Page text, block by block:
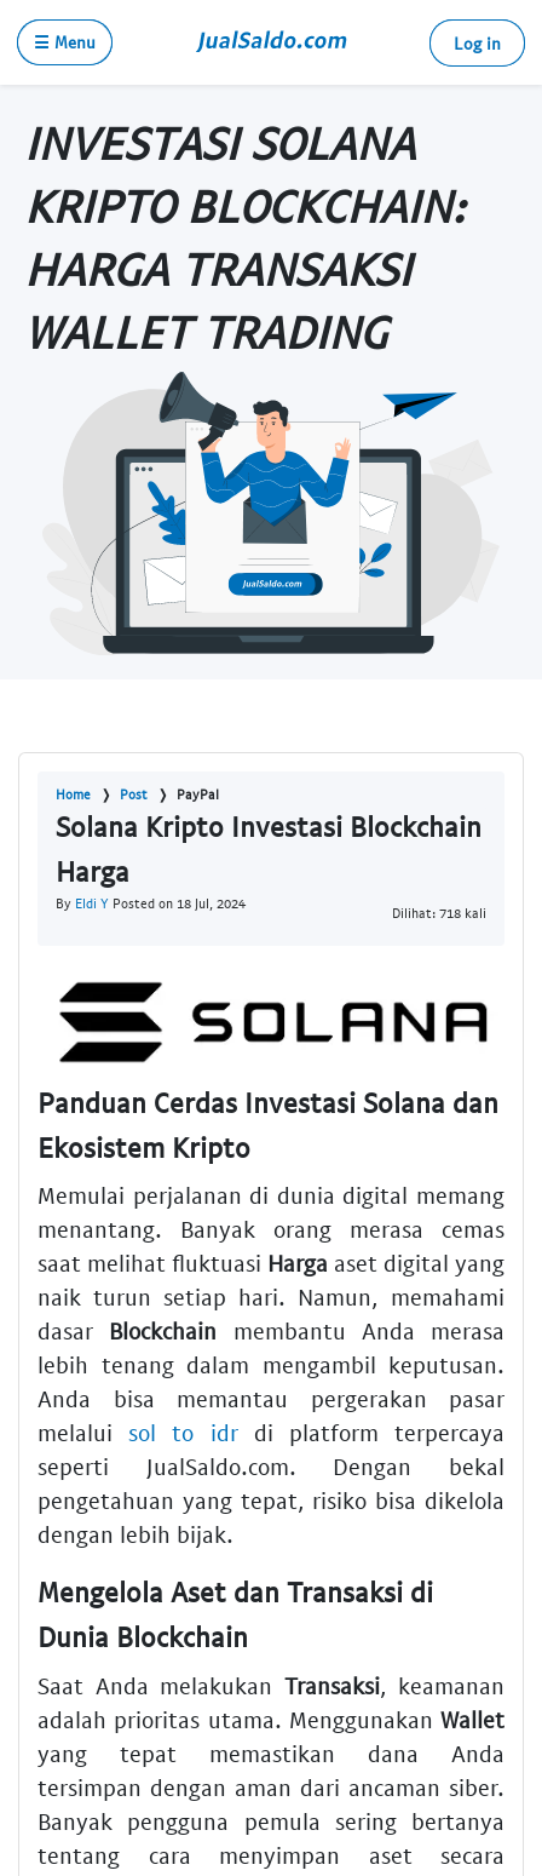
☰ Menu Log in
INVESTASI SOLANA
KRIPTO BLOCKCHAIN:
HARGA TRANSAKSI
WALLET TRADING
Home Post PayPal
Solana Kripto Investasi Blockchain
Harga
By Eldi Y Posted on 18 Jul, 2024
Dilihat: 718 kali
Panduan Cerdas Investasi Solana dan
Ekosistem Kripto
Memulai perjalanan di dunia digital memang
menantang. Banyak orang merasa cemas
saat melihat fluktuasi Harga aset digital yang
naik turun setiap hari. Namun, memahami
dasar Blockchain membantu Anda merasa
lebih tenang dalam mengambil keputusan.
Anda bisa memantau pergerakan pasar
melaluisol to idrdi platform terpercaya
seperti JualSaldo.com. Dengan bekal
pengetahuan yang tepat, risiko bisa dikelola
dengan lebih bijak.
Mengelola Aset dan Transaksi di
Dunia Blockchain
Saat Anda melakukan Transaksi, keamanan
adalah prioritas utama. Menggunakan Wallet
yang tepat memastikan dana Anda
tersimpan dengan aman dari ancaman siber.
Banyak pengguna pemula sering bertanya
tentang cara menyimpan aset secara